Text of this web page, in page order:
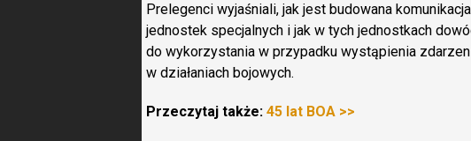
Prelegenci wyjaśniali, jak jest budowana
jednostek specjalnych i jak w tych jednostkach
do wykorzystania w przypadku wystąpienia
w działaniach bojowych.
Przeczytaj także: 45 lat BOA >>